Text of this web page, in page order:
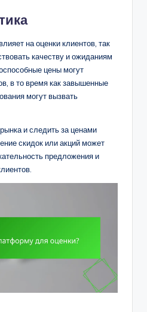
на оценки клиентов, так
качеству и ожиданиям
цены могут
в то время как завышенные
могут вызвать
и следить за ценами
скидок или акций может
предложения и